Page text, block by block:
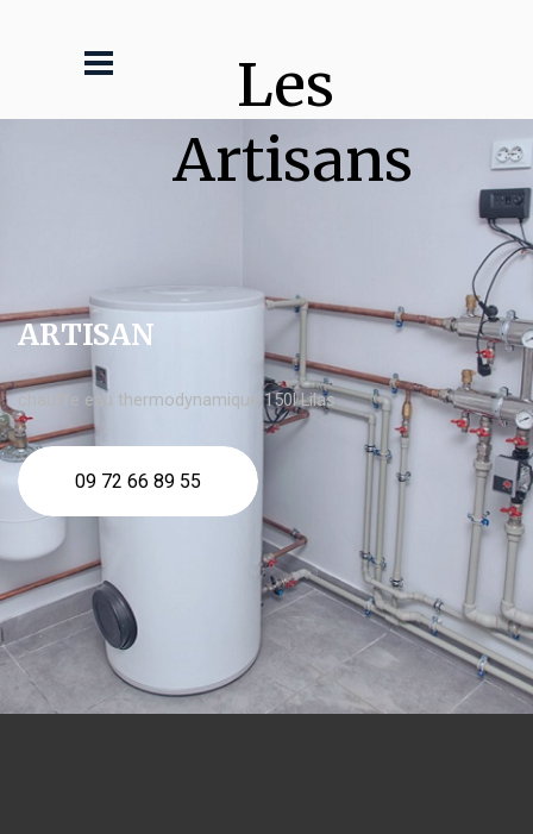
Les
Artisans
ARTISAN
chauffe eau thermodynamique 150l Lilas
09 72 66 89 55